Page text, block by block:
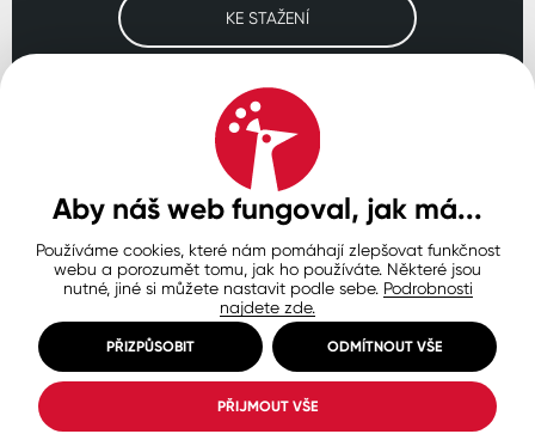
KE STAŽENÍ
Navštivte naše pobočky
SLOVENSKO POLSKO
Ochrana osobních údajů
Zásady používání souborů cookie
Nastavení cookies
© Copyright 2026 COLORLAK
Created by inCUBE
Aby náš web fungoval, jak má...
Používáme cookies, které nám pomáhají zlepšovat funkčnost
webu a porozumět tomu, jak ho používáte. Některé jsou
nutné, jiné si můžete nastavit podle sebe. Podrobnosti
najdete zde.
PŘIZPŮSOBIT ODMÍTNOUT VŠE
PŘIJMOUT VŠE